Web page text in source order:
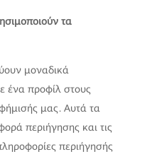
τα
μοναδικά
ένα προφίλ στους
μας. Αυτά τα
περιήγησης και τις
περιήγησής